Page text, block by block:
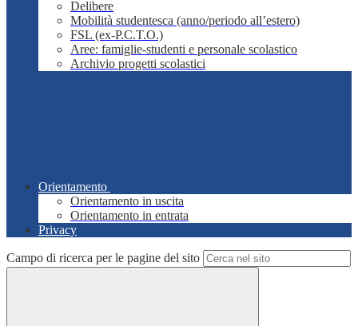
Delibere
Mobilità studentesca (anno/periodo all’estero)
FSL (ex-P.C.T.O.)
Aree: famiglie-studenti e personale scolastico
Archivio progetti scolastici
Orientamento
Orientamento in uscita
Orientamento in entrata
Privacy
Campo di ricerca per le pagine del sito